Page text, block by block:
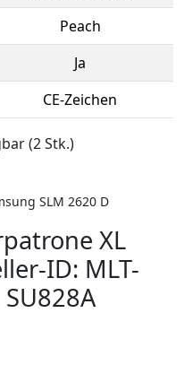
Peach
Ja
CE-Zeichen
(2 Stk.)
SLM 2620 D
XL
ID: MLT-